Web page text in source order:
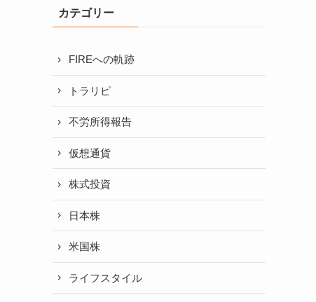
カテゴリー
FIREへの軌跡
トラリピ
不労所得報告
仮想通貨
株式投資
日本株
米国株
ライフスタイル